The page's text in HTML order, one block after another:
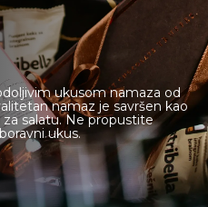
ukusom namaza od
namaz je savršen kao
salatu. Ne propustite
ukus.